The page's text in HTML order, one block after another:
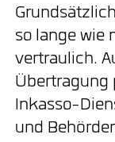
so lange wie
vertraulich.
Übertragung
Inkasso-
und